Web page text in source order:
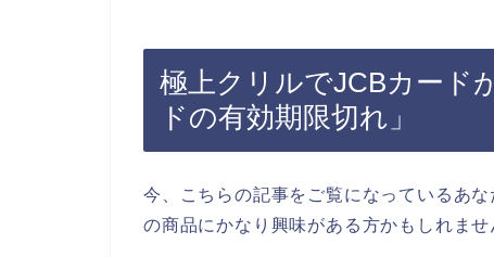
極上クリルでJCBカード
ドの有効期限切れ」
今、こちらの記事をご覧になっているあ
の商品にかなり興味がある方かもしれませ